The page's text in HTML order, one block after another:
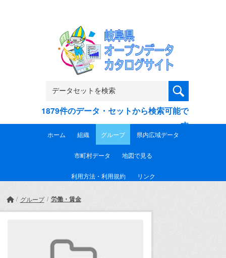
1879件のデータ・セットから検索可能で
す
ホーム 組織 グループ 県内広域データ
市町村データ 地図で見る
利用方法・利用規約 リンク
グループ 労働・賃金